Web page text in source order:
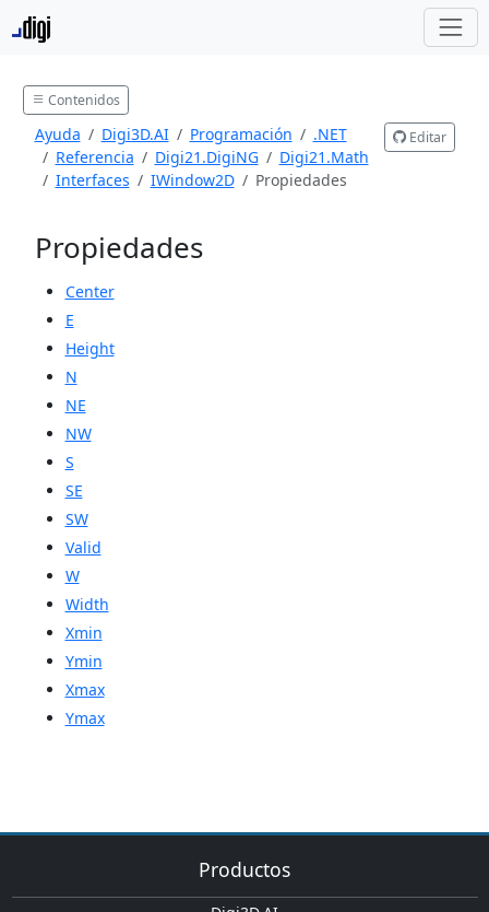
Contenidos
Ayuda Digi3D.AI Programación
.NET
Referencia
Digi21.DigiNG
Digi21.Math
Interfaces
IWindow2D Propiedades
Editar
Propiedades
Center
E
Height
N
NE
NW
S
SE
SW
Valid
W
Width
Xmin
Ymin
Xmax
Ymax
Productos